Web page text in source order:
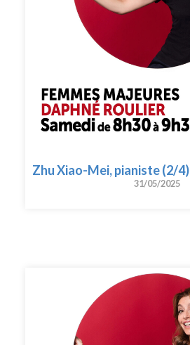
Zhu Xiao-Mei, pianiste (2/4)
31/05/2025